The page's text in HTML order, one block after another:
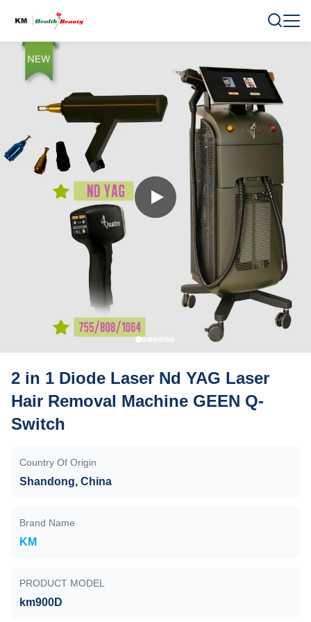
2 in 1 Diode Laser Nd YAG Laser
Hair Removal Machine GEEN Q-
Switch
Country Of Origin
Shandong, China
Brand Name
KM
PRODUCT MODEL
km900D